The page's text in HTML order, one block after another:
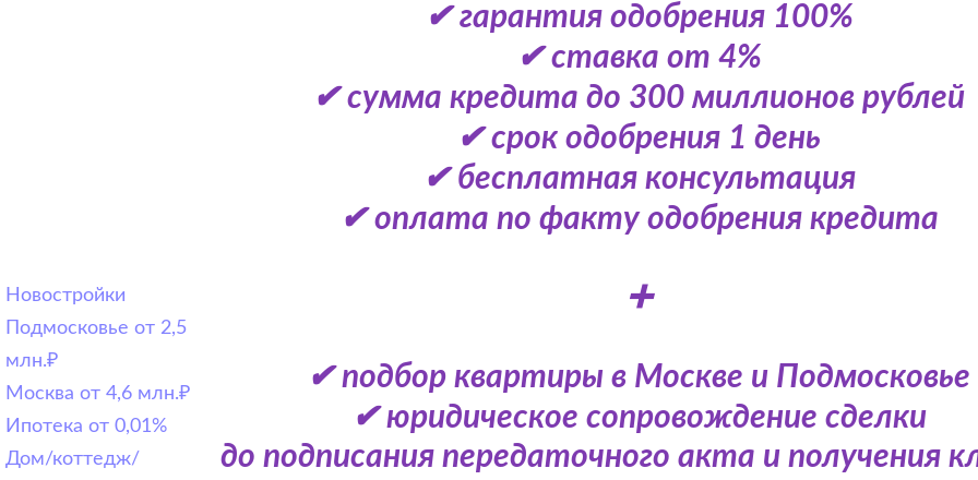
Новостройки
Подмосковье от 2,5
млн.₽
Москва от 4,6 млн.₽
Ипотека от 0,01%
Дом/коттедж/
✔ гарантия одобрения 100%
✔ ставка от 4%
✔ сумма кредита до 300 миллионов рублей
✔ срок одобрения 1 день
✔ бесплатная консультация
✔ оплата по факту одобрения кредита
➕
✔ подбор квартиры в Москве и Подмосковье
✔ юридическое сопровождение сделки
до подписания передаточного акта и получения